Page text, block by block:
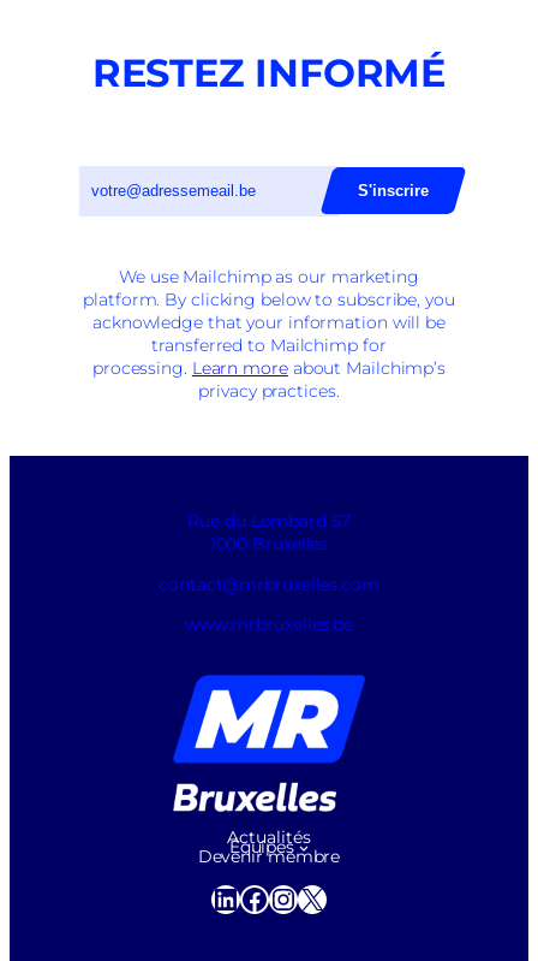
RESTEZ INFORMÉ
We use Mailchimp as our marketing
platform. By clicking below to subscribe, you
acknowledge that your information will be
transferred to Mailchimp for
processing. Learn moreabout Mailchimp’s
privacy practices.
Rue du Lombard 57
1000 Bruxelles
contact@mrbruxelles.com
www.mrbruxelles.be
Actualités
Équipes
Devenir membre
LinkedIn Facebook InstagramX